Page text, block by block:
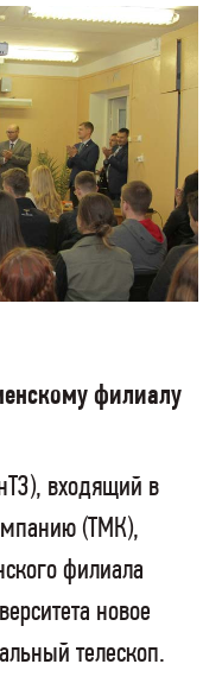
филиалу
входящий в
(ТМК),
филиала
новое
телескоп.